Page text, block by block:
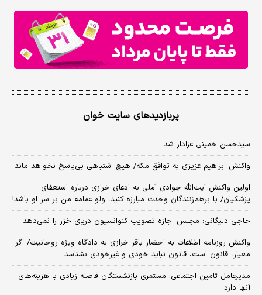
پربازدیدهای سایت خوان
سیدحسن خمینی عزادار شد
واکنش ابراهیم عزیزی به توافق مکه/ هیچ اشتباهی بی‌پاسخ نخواهد ماند
اولین واکنش آیت‌الله جوادی آملی به ادعای خرازی درباره استعفای
پزشکیان/ با برهم‌زنندگان وحدت مبارزه کنید، ولو عمامه من بر سر او باشد!
حاجی دلیگانی: مجلس اجازه تصویب کنوانسیون دریای خزر را نمی‌دهد
واکنش روزنامه اطلاعات به احضار باقر خرازی به دادگاه ویژه روحانیت/ اگر
معیار، قانون است، قانون نباید خودی و غیرخودی بشناسد
مدیرعامل تامین اجتماعی: مستمری بازنشستگان فاصله زیادی با هزینه‌های
آنها دارد